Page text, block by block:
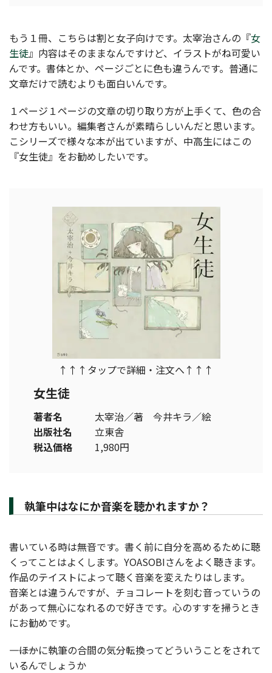
もう１冊、こちらは割と女子向けです。太宰治さんの『女
生徒』内容はそのままなんですけど、イラストがね可愛い
んです。書体とか、ページごとに色も違うんです。普通に
文章だけで読むよりも面白いんです。
１ページ１ページの文章の切り取り方が上手くて、色の合
わせ方もいい。編集者さんが素晴らしいんだと思います。
こシリーズで様々な本が出ていますが、中高生にはこの
『女生徒』をお勧めしたいです。
↑↑↑タップで詳細・注文へ↑↑↑
女生徒
著者名
太宰治／著 今井キラ／絵
出版社名
立東舎
税込価格
1,980円
執筆中はなにか音楽を聴かれますか？
書いている時は無音です。書く前に自分を高めるために聴
くってことはよくします。YOASOBIさんをよく聴きます。
作品のテイストによって聴く音楽を変えたりはします。
音楽とは違うんですが、チョコレートを刻む音っていうの
があって無心になれるので好きです。心のすすを掃うとき
にお勧めです。
――――ほかに執筆の合間の気分転換ってどういうことをされて
いるんでしょうか